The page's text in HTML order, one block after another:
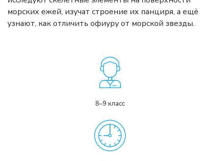
морских ежей, изучат строение их панциря, а ещё
узнают, как отличить офиуру от морской звезды.
8–9 класс